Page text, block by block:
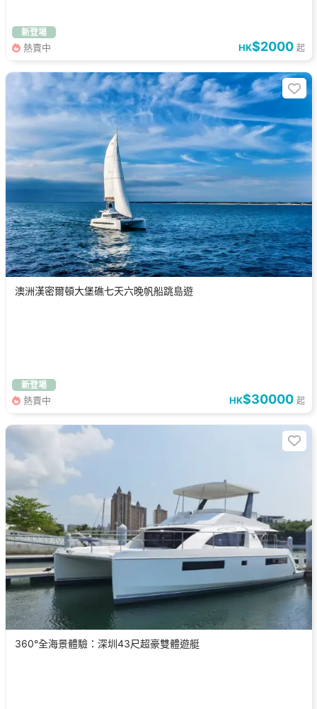
新登場
熱賣中 HK$2000 起
澳洲漢密爾頓大堡礁七天六晚帆船跳島遊
新登場
熱賣中 HK$30000 起
360°全海景體驗：深圳43尺超豪雙體遊艇